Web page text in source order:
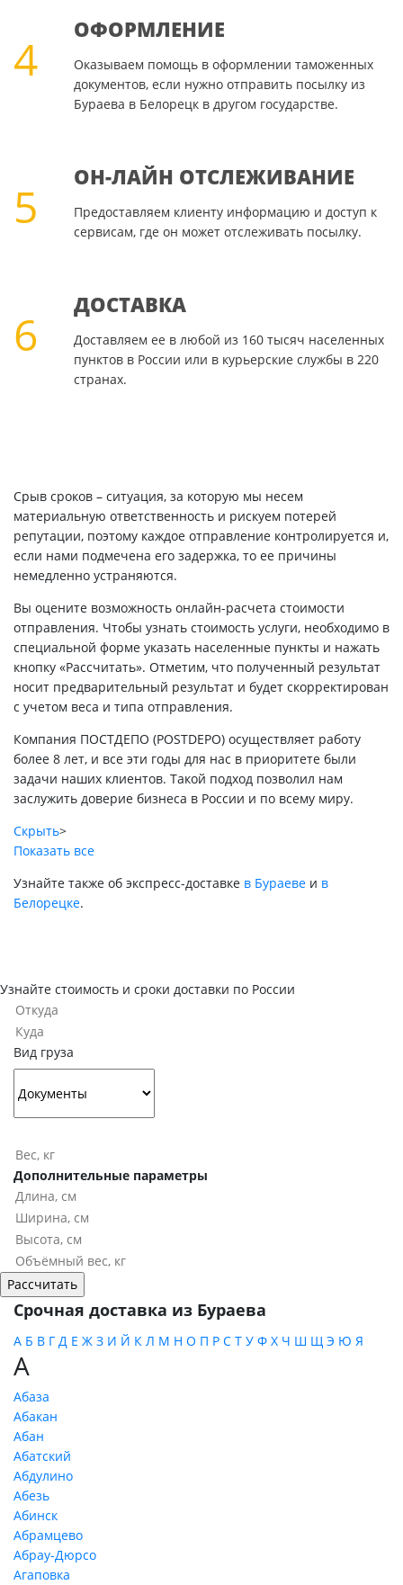
4
ОФОРМЛЕНИЕ
Оказываем помощь в оформлении таможенных
документов, если нужно отправить посылку из
Бураева в Белорецк в другом государстве.
5
ОН-ЛАЙН ОТСЛЕЖИВАНИЕ
Предоставляем клиенту информацию и доступ к
сервисам, где он может отслеживать посылку.
6
ДОСТАВКА
Доставляем ее в любой из 160 тысяч населенных
пунктов в России или в курьерские службы в 220
странах.
Срыв сроков – ситуация, за которую мы несем
материальную ответственность и рискуем потерей
репутации, поэтому каждое отправление контролируется и,
если нами подмечена его задержка, то ее причины
немедленно устраняются.
Вы оцените возможность онлайн-расчета стоимости
отправления. Чтобы узнать стоимость услуги, необходимо в
специальной форме указать населенные пункты и нажать
кнопку «Рассчитать». Отметим, что полученный результат
носит предварительный результат и будет скорректирован
с учетом веса и типа отправления.
Компания ПОСТДЕПО (POSTDEPO) осуществляет работу
более 8 лет, и все эти годы для нас в приоритете были
задачи наших клиентов. Такой подход позволил нам
заслужить доверие бизнеса в России и по всему миру.
Скрыть>
Показать все
Узнайте также об экспресс-доставке в Бураеве и в
Белорецке.
Узнайте стоимость и сроки доставки по России
Вид груза
Дополнительные параметры
Срочная доставка из Бураева
А Б В Г Д Е Ж З И Й К Л М Н О П Р С Т У Ф Х Ч Ш Щ Э Ю Я
А
Абаза
Абакан
Абан
Абатский
Абдулино
Абезь
Абинск
Абрамцево
Абрау-Дюрсо
Агаповка